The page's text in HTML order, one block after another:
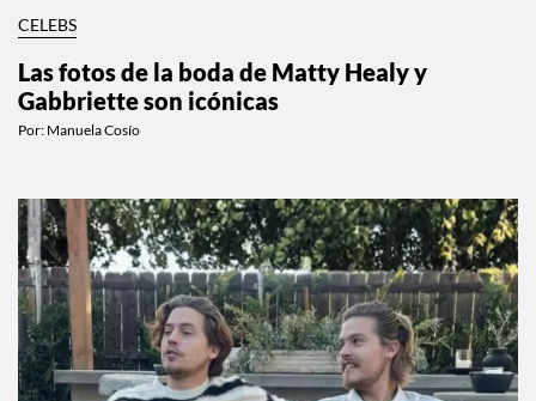
CELEBS
Las fotos de la boda de Matty Healy y
Gabbriette son icónicas
Por: Manuela Cosío